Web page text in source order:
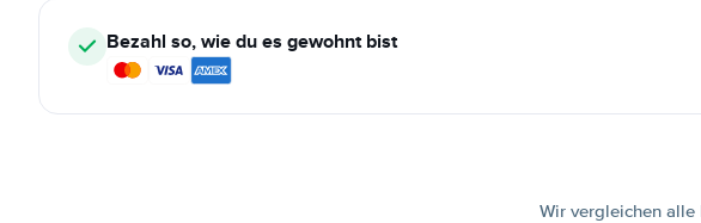
Bezahl so, wie du es gewohnt bist
Wir vergleichen